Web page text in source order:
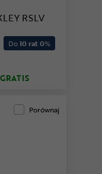
RSLV
Do10 rat 0%
Porównaj